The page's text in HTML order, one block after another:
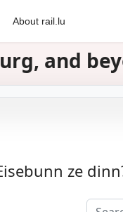
About rail.lu
and
ze